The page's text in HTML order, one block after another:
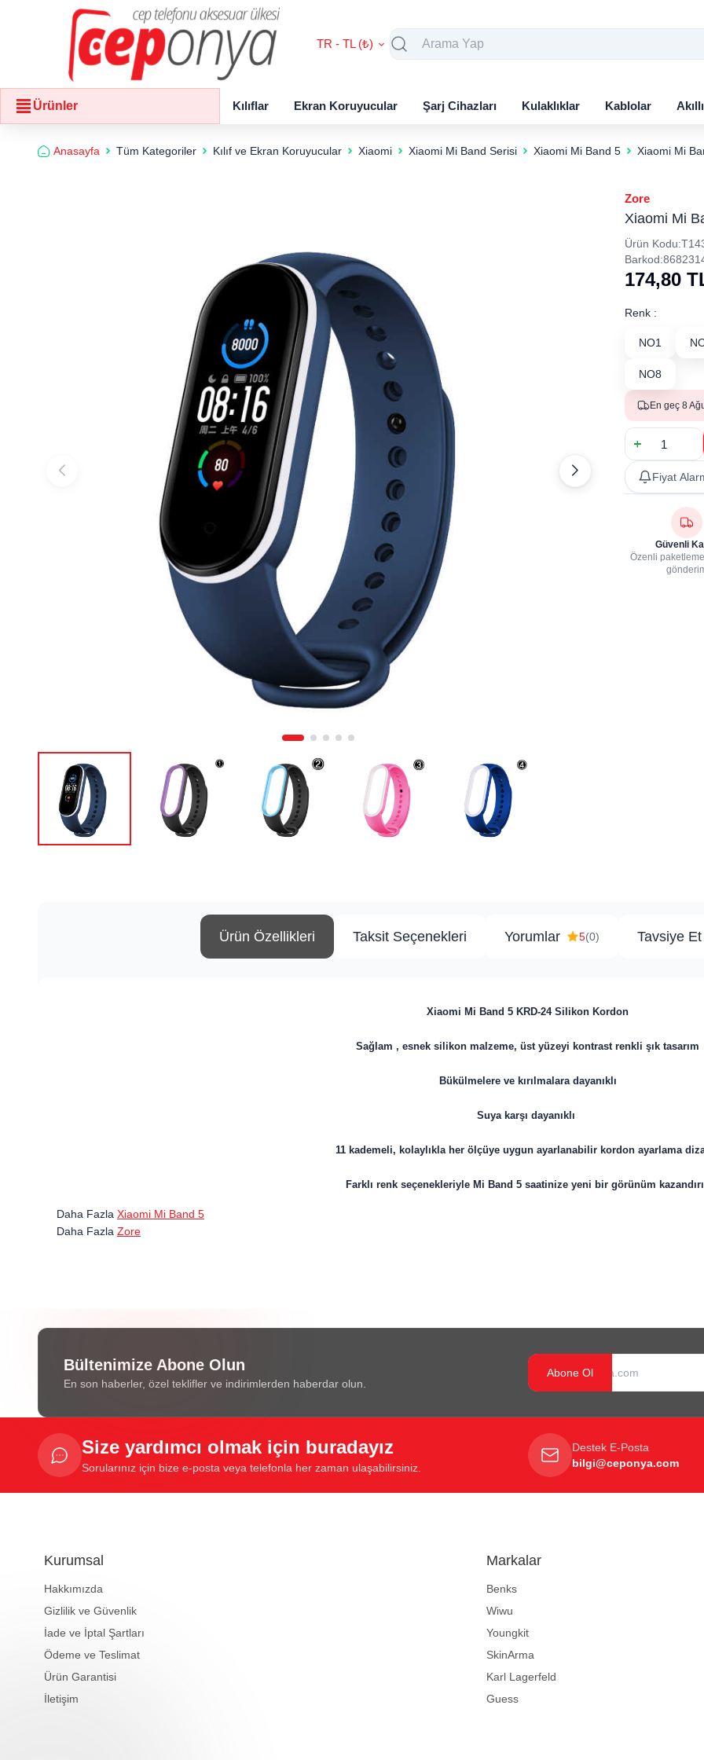
TR - TL (₺)
Ürünler Kılıflar Ekran Koruyucular Şarj Cihazları Kulaklıklar Kablolar
Anasayfa Tüm Kategoriler Kılıf ve Ekran Koruyucular Xiaomi Xiaomi Mi Band Serisi Xiaomi Mi Band 5 Xiaomi Mi
Zore
Xiaomi Mi
Ürün Kodu:
Barkod:
174,80
Renk :
NO1
NO8
En geç 8
Fiyat
Güvenli
Özenli
Ürün Özellikleri Taksit Seçenekleri Yorumlar 5(0) Tavsiye Et
Xiaomi Mi Band 5 KRD-24 Silikon Kordon
Sağlam , esnek silikon malzeme, üst yüzeyi kontrast renkli şık tasarım
Bükülmelere ve kırılmalara dayanıklı
Suya karşı dayanıklı
11 kademeli, kolaylıkla her ölçüye uygun ayarlanabilir kordon ayarlama
Farklı renk seçenekleriyle Mi Band 5 saatinize yeni bir görünüm
Daha Fazla Xiaomi Mi Band 5
Daha Fazla Zore
Bültenimize Abone Olun
En son haberler, özel teklifler ve indirimlerden haberdar olun.
Abone Ol
Size yardımcı olmak için buradayız
Sorularınız için bize e-posta veya telefonla her zaman ulaşabilirsiniz.
Destek E-Posta
bilgi@ceponya.com
Kurumsal
Hakkımızda
Gizlilik ve Güvenlik
İade ve İptal Şartları
Ödeme ve Teslimat
Ürün Garantisi
İletişim
Markalar
Benks
Wiwu
Youngkit
SkinArma
Karl Lagerfeld
Guess